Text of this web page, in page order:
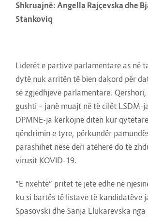
Shkruajnë: Angella Rajçevska dhe
Stankoviq
Liderët e partive parlamentare as në
dytë nuk arritën të bien dakord për
së zgjedhjeve parlamentare.
gushti – janë muajt në të cilët LSDM-
DPMNE-ja kërkojnë ditën kur
qëndrimin e tyre, përkundër
parashihet nëse deri atëherë do të
virusit KOVID-19.
“E nxehtë” pritet të jetë edhe në
ku si bartës të listave të kandidatëve
Spasovski dhe Sanja Llukarevska